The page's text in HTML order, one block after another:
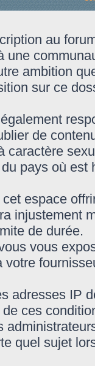
au
une
ambition
sur ce
de
caractère
pays où
espace
injustement
de durée.
vous
adresses IP
ces
quel sujet